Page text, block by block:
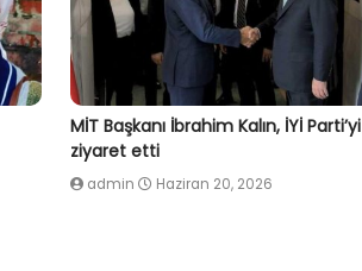
MİT Başkanı İbrahim Kalın, İYİ Parti’yi
ziyaret etti
admin Haziran 20, 2026